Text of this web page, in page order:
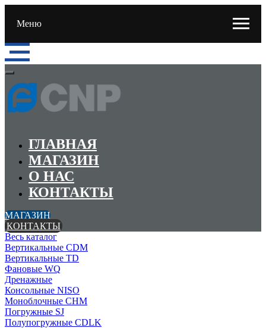
Меню
ГЛАВНАЯ
МАГАЗИН
О НАС
КОНТАКТЫ
МАГАЗИН
КОНТАКТЫ
Весь каталог
Вертикальные CDM
Вертикальные TD
Фановые WQ
Дренажные
Консольные NISO
Моноблочные CHМ
Погружные SJ
Полупогружные CDLK